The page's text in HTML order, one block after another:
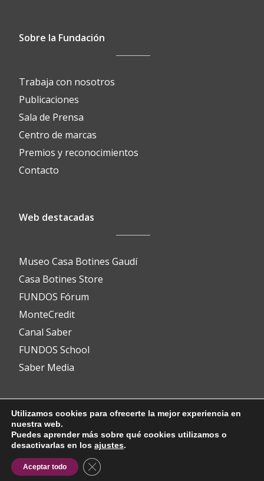
Sobre la Fundación
Trabaja con nosotros
Publicaciones
Sala de Prensa
Centro de marcas
Premios y reconocimientos
Contacto
Web destacadas
Museo Casa Botines Gaudí
Casa Botines Store
FUNDOS Fórum
MonteCredit
Canal Saber
FUNDOS School
Saber Media
Contacto
info@fundos.es
Avenida del Padre Isla, 8
Utilizamos cookies para ofrecerte la mejor experiencia en
nuestra web.
Puedes aprender más sobre qué cookies utilizamos o
desactivarlas en los ajustes.
Aceptar todo CERRAR EL BANNER DE COOKIES